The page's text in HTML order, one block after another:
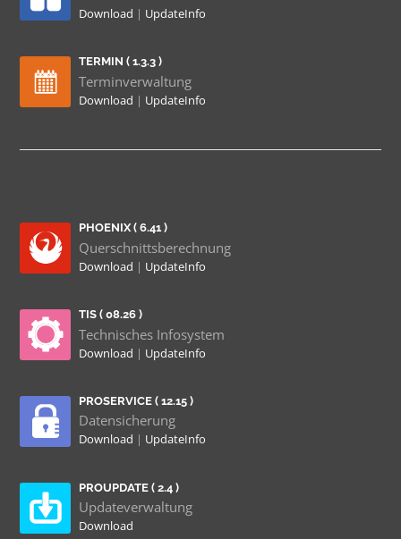
Download | UpdateInfo
TERMIN ( 1.3.3 )
Terminverwaltung
Download | UpdateInfo
PHOENIX ( 6.41 )
Querschnittsberechnung
Download | UpdateInfo
TIS ( 08.26 )
Technisches Infosystem
Download | UpdateInfo
PROSERVICE ( 12.15 )
Datensicherung
Download | UpdateInfo
PROUPDATE ( 2.4 )
Updateverwaltung
Download